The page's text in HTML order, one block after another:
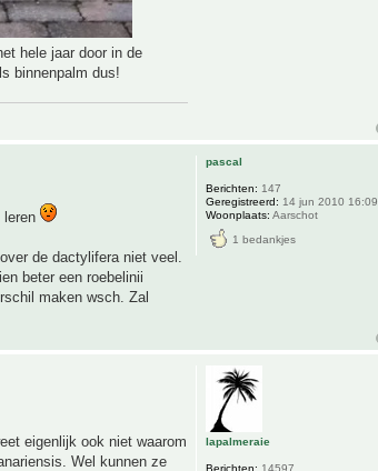
hele jaar door in de
binnenpalm dus!
leren
de dactylifera niet veel.
beter een roebelinii
maken wsch. Zal
pascal
Berichten: 147
Geregistreerd: 14 jun 2010 16:09
Woonplaats: Aarschot
1 bedankjes
eigenlijk ook niet waarom
Wel kunnen ze
lapalmeraie
Berichten: 14597